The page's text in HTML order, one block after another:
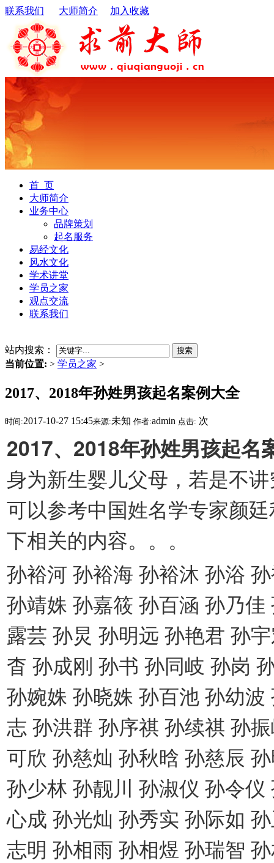
联系我们 大师简介 加入收藏
首 页
大师简介
业务中心
品牌策划
起名服务
易经文化
风水文化
学术讲堂
学员之家
观点交流
联系我们
站内搜索： 搜索
当前位置: > 学员之家 >
2017、2018年孙姓男孩起名案例大全
时间:2017-10-27 15:45来源:未知 作者:admin 点击: 次
2017、2018年孙姓男孩起名
身为新生婴儿父母，若是不
可以参考中国姓名学专家颜
下相关的内容。。。
孙裕河 孙裕海 孙裕沐 孙浴
孙靖姝 孙嘉筱 孙百涵 孙乃
露芸 孙炅 孙明远 孙艳君 孙
杳 孙成刚 孙书 孙同岐 孙岗
孙婉姝 孙晓姝 孙百池 孙幼
志 孙洪群 孙序祺 孙续祺 孙
可欣 孙慈灿 孙秋晗 孙慈辰
孙少林 孙靓川 孙淑仪 孙令
心成 孙光灿 孙秀实 孙际如
志明 孙相雨 孙相煜 孙瑞智